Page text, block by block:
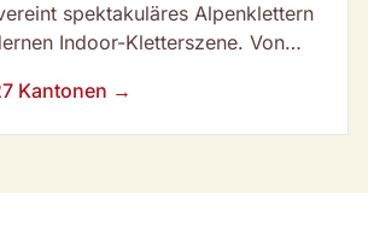
spektakuläres Alpenklettern
Indoor-Kletterszene. Von
Outdoor-Gebiete wie
Kantonen →